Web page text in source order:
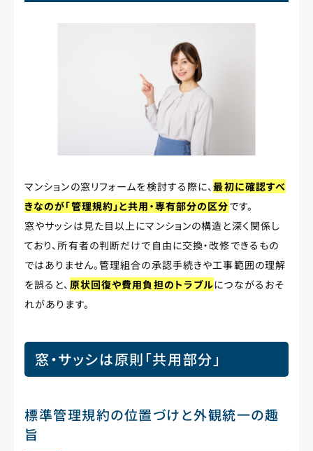
マンションの窓リフォームを検討する際に、最初に確認すべ
きなのが「管理規約」と共用・専有部分の区分です。
窓やサッシは見た目以上にマンションの構造と深く関係し
ており、所有者の判断だけで自由に交換・改修できるもの
ではありません。管理組合の承認手続きや工事範囲の理解
を誤ると、 原状回復や費用負担のトラブルにつながるおそ
れがあります。
窓・サッシは原則「共用部分」
標準管理規約の位置づけと外観統一の趣
旨